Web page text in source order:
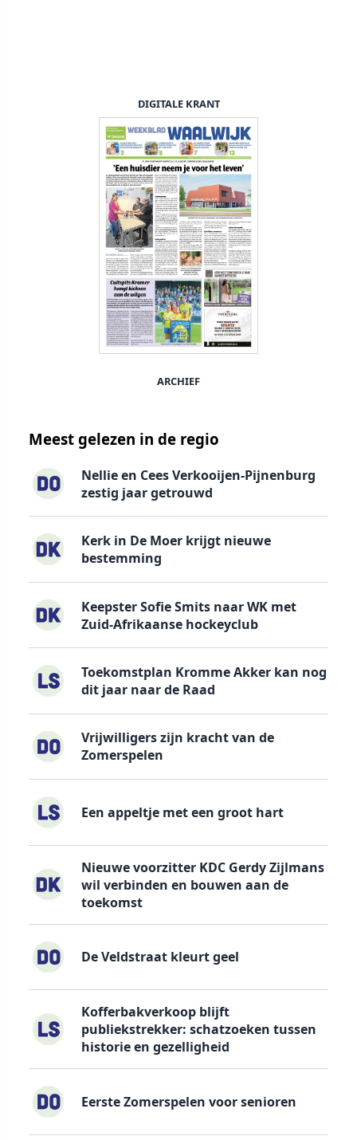
DIGITALE KRANT
ARCHIEF
Meest gelezen in de regio
Nellie en Cees Verkooijen-Pijnenburg
zestig jaar getrouwd
Kerk in De Moer krijgt nieuwe
bestemming
Keepster Sofie Smits naar WK met
Zuid-Afrikaanse hockeyclub
Toekomstplan Kromme Akker kan nog
dit jaar naar de Raad
Vrijwilligers zijn kracht van de
Zomerspelen
Een appeltje met een groot hart
Nieuwe voorzitter KDC Gerdy Zijlmans
wil verbinden en bouwen aan de
toekomst
De Veldstraat kleurt geel
Kofferbakverkoop blijft
publiekstrekker: schatzoeken tussen
historie en gezelligheid
Eerste Zomerspelen voor senioren